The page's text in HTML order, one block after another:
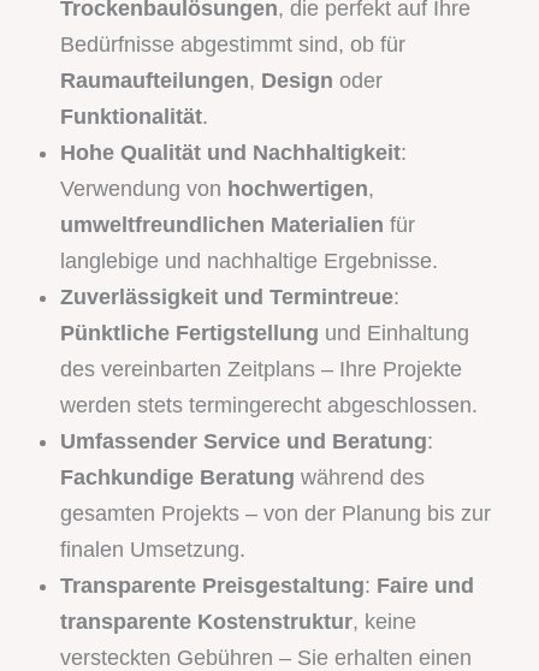
Trockenbaulösungen, die perfekt auf Ihre
Bedürfnisse abgestimmt sind, ob für
Raumaufteilungen, Design oder
Funktionalität.
Hohe Qualität und Nachhaltigkeit:
Verwendung von hochwertigen,
umweltfreundlichen Materialien für
langlebige und nachhaltige Ergebnisse.
Zuverlässigkeit und Termintreue:
Pünktliche Fertigstellung und Einhaltung
des vereinbarten Zeitplans – Ihre Projekte
werden stets termingerecht abgeschlossen.
Umfassender Service und Beratung:
Fachkundige Beratung während des
gesamten Projekts – von der Planung bis zur
finalen Umsetzung.
Transparente Preisgestaltung: Faire und
transparente Kostenstruktur, keine
versteckten Gebühren – Sie erhalten einen